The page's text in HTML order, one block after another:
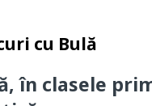
cu Bulă
în clasele